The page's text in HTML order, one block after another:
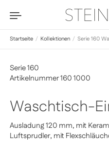
Startseite / Kollektionen / Serie 160
Waschtisch-
Ausladung 120 mm, mit
Luftsprudler, mit
Serie 160
Artikelnummer 160 1000